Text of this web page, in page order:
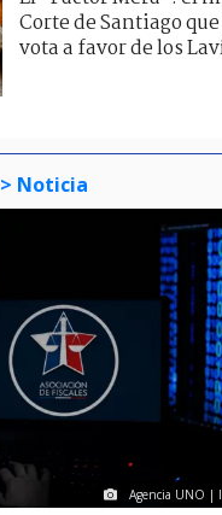
Corte de Santiago
vota a favor de los
> Noticia
Agencia UNO |